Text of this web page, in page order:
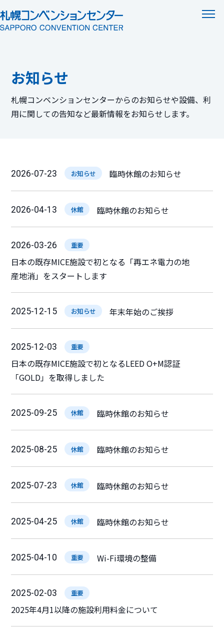
お知らせ
札幌コンベンションセンターからのお知らせや設備、利
用に関しての告知など最新情報をお知らせします。
2026-07-23 お知らせ 臨時休館のお知らせ
2026-04-13 休館 臨時休館のお知らせ
2026-03-26 重要
日本の既存MICE施設で初となる「再エネ電力の地
産地消」をスタートします
2025-12-15 お知らせ 年末年始のご挨拶
2025-12-03 重要
日本の既存MICE施設で初となるLEED O+M認証
「GOLD」を取得しました
2025-09-25 休館 臨時休館のお知らせ
2025-08-25 休館 臨時休館のお知らせ
2025-07-23 休館 臨時休館のお知らせ
2025-04-25 休館 臨時休館のお知らせ
2025-04-10 重要 Wi-Fi環境の整備
2025-02-03 重要
2025年4月1以降の施設利用料金について
お知らせ イベント情報